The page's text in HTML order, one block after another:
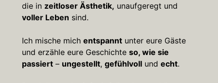
die in zeitloser Ästhetik, unaufgeregt und
voller Leben sind.
Ich mische mich entspanntunter eure Gäste
und erzähle eure Geschichte so, wie sie
passiert– ungestellt, gefühlvollund echt.